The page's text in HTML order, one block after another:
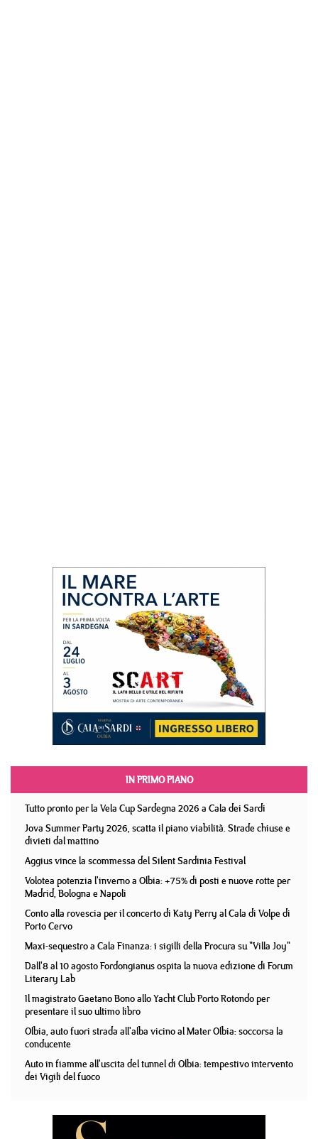
IN PRIMO PIANO
Tutto pronto per la Vela Cup Sardegna 2026 a Cala dei Sardi
Jova Summer Party 2026, scatta il piano viabilità. Strade chiuse e
divieti dal mattino
Aggius vince la scommessa del Silent Sardinia Festival
Volotea potenzia l'inverno a Olbia: +75% di posti e nuove rotte per
Madrid, Bologna e Napoli
Conto alla rovescia per il concerto di Katy Perry al Cala di Volpe di
Porto Cervo
Maxi-sequestro a Cala Finanza: i sigilli della Procura su "Villa Joy"
Dall'8 al 10 agosto Fordongianus ospita la nuova edizione di Forum
Literary Lab
Il magistrato Gaetano Bono allo Yacht Club Porto Rotondo per
presentare il suo ultimo libro
Olbia, auto fuori strada all'alba vicino al Mater Olbia: soccorsa la
conducente
Auto in fiamme all'uscita del tunnel di Olbia: tempestivo intervento
dei Vigili del fuoco